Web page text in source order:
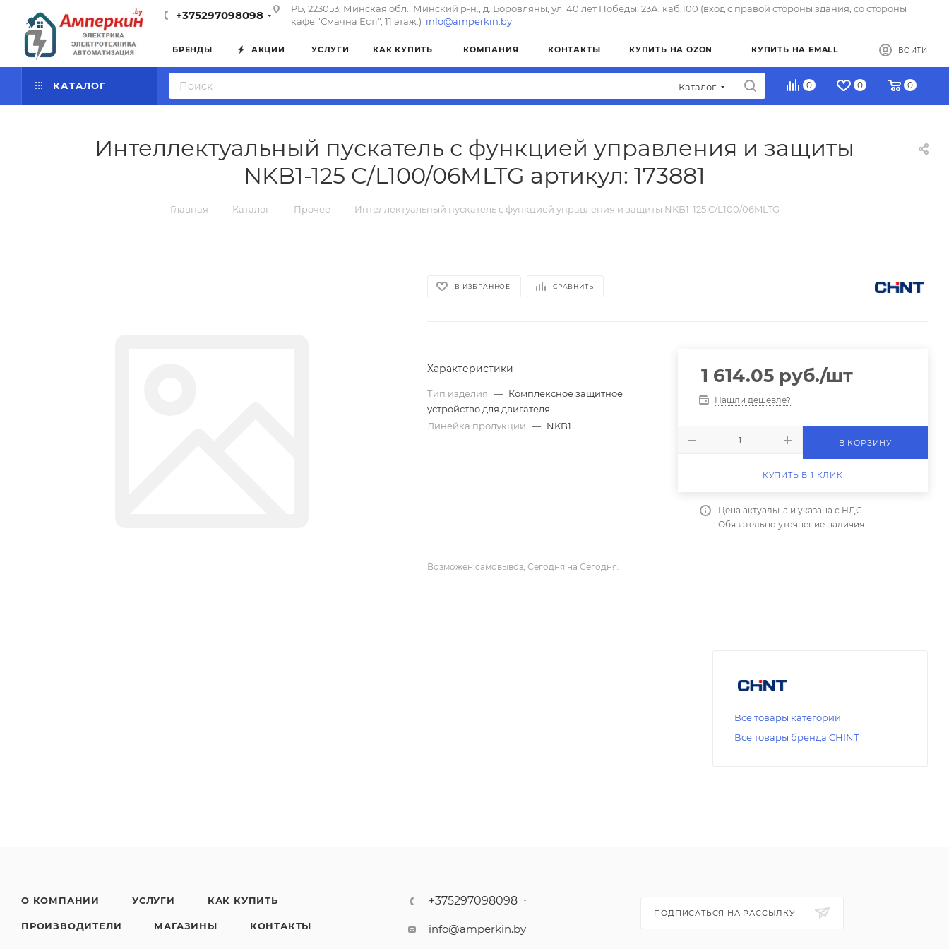
+375297098098
РБ, 223053, Минская обл., Минский р-н., д. Боровляны, ул. 40 лет Победы, 23А, каб.100 (вход с правой стороны здания, со стороны
кафе "Смачна Естi", 11 этаж.) info@amperkin.by
БРЕНДЫ АКЦИИ УСЛУГИ КАК КУПИТЬ КОМПАНИЯ КОНТАКТЫ КУПИТЬ НА OZON КУПИТЬ НА EMALL ВОЙТИ
КАТАЛОГ Каталог 0 0 0
Интеллектуальный пускатель с функцией управления и защиты
NKB1-125 C/L100/06MLTG артикул: 173881
Главная — Каталог — Прочее — Интеллектуальный пускатель с функцией управления и защиты NKB1-125 C/L100/06MLTG
В ИЗБРАННОЕ СРАВНИТЬ
Характеристики
Тип изделия — Комплексное защитное
устройство для двигателя
Линейка продукции — NKB1
1 614.05руб./шт
Нашли дешевле?
В КОРЗИНУ
КУПИТЬ В 1 КЛИК
Цена актуальна и указана с НДС.
Обязательно уточнение наличия.
Возможен самовывоз, Сегодня на Сегодня.
Все товары категории
Все товары бренда CHINT
О КОМПАНИИ УСЛУГИ КАК КУПИТЬ
ПРОИЗВОДИТЕЛИ МАГАЗИНЫ КОНТАКТЫ
+375297098098
info@amperkin.by
ПОДПИСАТЬСЯ НА РАССЫЛКУ